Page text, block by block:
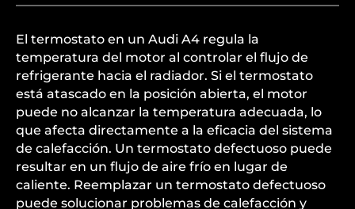
El termostato en un Audi A4 regula la
temperatura del motor al controlar el flujo de
refrigerante hacia el radiador. Si el termostato
está atascado en la posición abierta, el motor
puede no alcanzar la temperatura adecuada, lo
que afecta directamente a la eficacia del sistema
de calefacción. Un termostato defectuoso puede
resultar en un flujo de aire frío en lugar de
caliente. Reemplazar un termostato defectuoso
puede solucionar problemas de calefacción y